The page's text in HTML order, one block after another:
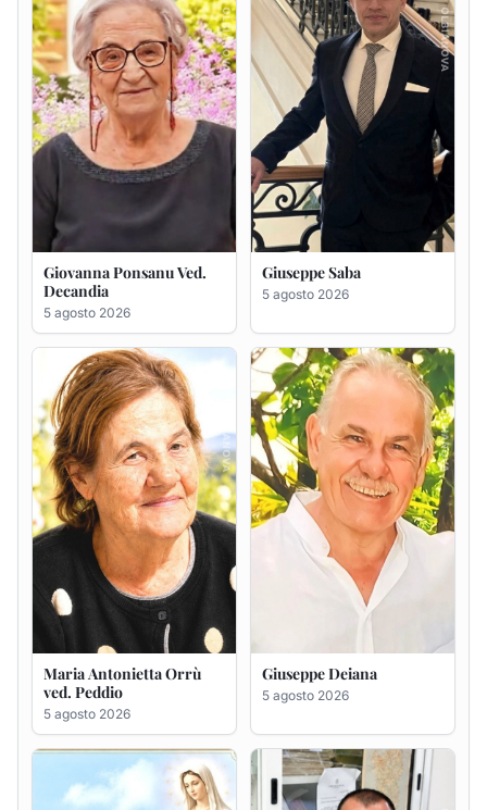
Maria Antonietta Orrù
ved. Peddio
5 agosto 2026
Giuseppe Deiana
5 agosto 2026
Rosa Maria Usai ved.
D'Attellis
5 agosto 2026
Bastianino Taras
4 agosto 2026